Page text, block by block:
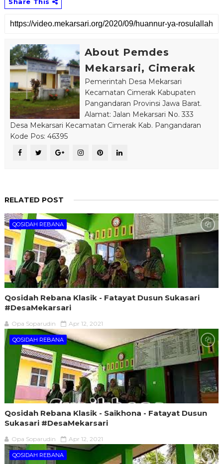
About Pemdes
Mekarsari, Cimerak
Pemerintah Desa Mekarsari
Kecamatan Cimerak Kabupaten
Pangandaran Provinsi Jawa Barat.
Alamat: Jalan Mekarsari No. 333
Desa Mekarsari Kecamatan Cimerak Kab. Pangandaran
Kode Pos: 46395
RELATED POST
QOSIDAH REBANA
Qosidah Rebana Klasik - Fatayat Dusun Sukasari
#DesaMekarsari
Opa Soparudin Apr 12, 2021
QOSIDAH REBANA
Qosidah Rebana Klasik - Saikhona - Fatayat Dusun
Sukasari #DesaMekarsari
Opa Soparudin Apr 12, 2021
QOSIDAH REBANA